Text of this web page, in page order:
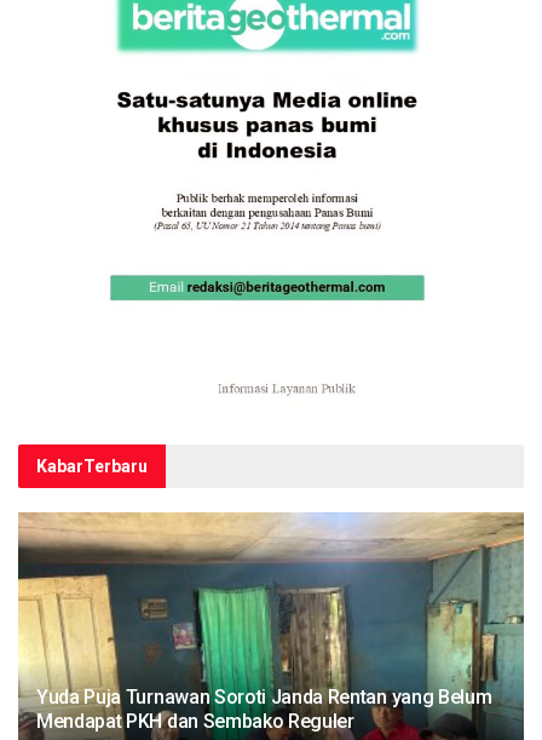
KabarTerbaru
Yuda Puja Turnawan Soroti Janda Rentan yang Belum
Mendapat PKH dan Sembako Reguler